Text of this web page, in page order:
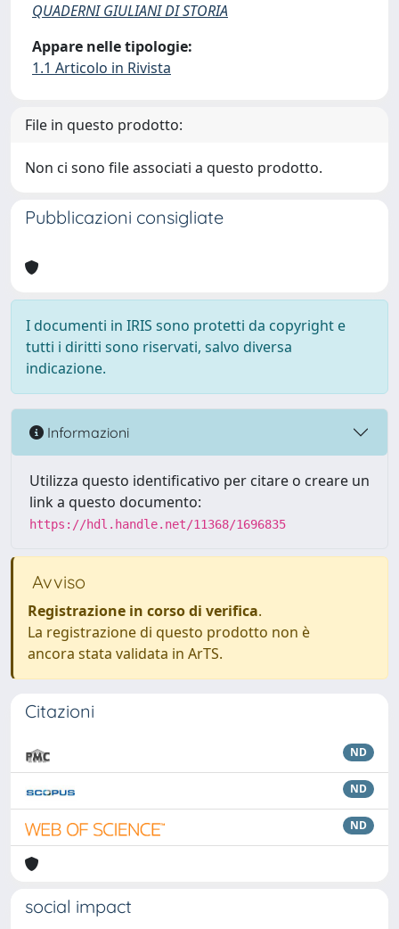
QUADERNI GIULIANI DI STORIA
Appare nelle tipologie:
1.1 Articolo in Rivista
File in questo prodotto:
Non ci sono file associati a questo prodotto.
Pubblicazioni consigliate
I documenti in IRIS sono protetti da copyright e
tutti i diritti sono riservati, salvo diversa
indicazione.
Informazioni
Utilizza questo identificativo per citare o creare un
link a questo documento:
https://hdl.handle.net/11368/1696835
Avviso
Registrazione in corso di verifica.
La registrazione di questo prodotto non è
ancora stata validata in ArTS.
Citazioni
ND
ND
ND
social impact